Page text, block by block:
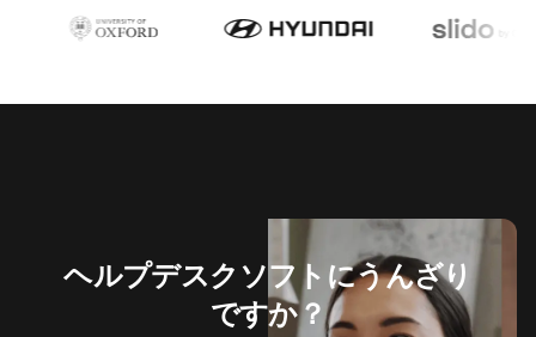
ヘルプデスクソフトにうんざり
ですか？